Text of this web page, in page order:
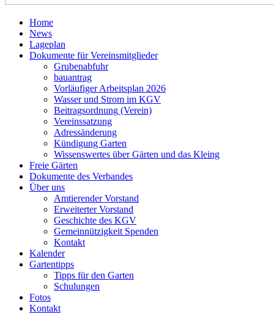
Home
News
Lageplan
Dokumente für Vereinsmitglieder
Grubenabfuhr
bauantrag
Vorläufiger Arbeitsplan 2026
Wasser und Strom im KGV
Beitragsordnung (Verein)
Vereinssatzung
Adressänderung
Kündigung Garten
Wissenswertes über Gärten und das Kleing
Freie Gärten
Dokumente des Verbandes
Über uns
Amtierender Vorstand
Erweiterter Vorstand
Geschichte des KGV
Gemeinnützigkeit Spenden
Kontakt
Kalender
Gartentipps
Tipps für den Garten
Schulungen
Fotos
Kontakt